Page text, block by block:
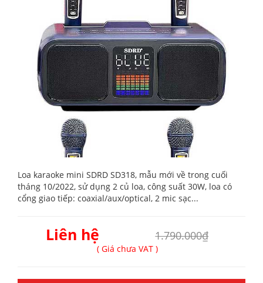
Loa karaoke mini SDRD SD318, mẫu mới về trong cuối
tháng 10/2022, sử dụng 2 củ loa, công suất 30W, loa có
cổng giao tiếp: coaxial/aux/optical, 2 mic sạc...
Liên hệ 1.790.000₫
( Giá chưa VAT )